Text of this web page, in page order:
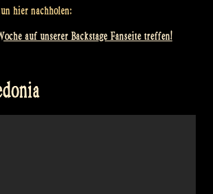
hier nachholen:
auf unserer Backstage Fanseite treffen!